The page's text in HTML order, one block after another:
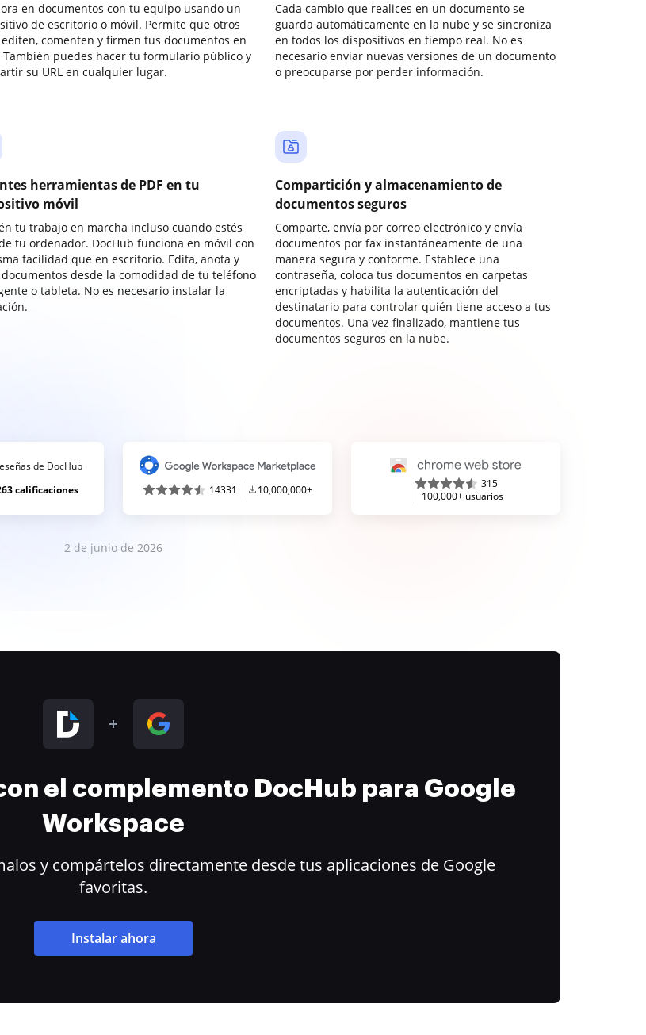
en documentos con tu equipo usando un
de escritorio o móvil. Permite que otros
editen, comenten y firmen tus documentos en
También puedes hacer tu formulario público y
su URL en cualquier lugar.
Cada cambio que realices en un documento se
guarda automáticamente en la nube y se sincroniza
en todos los dispositivos en tiempo real. No es
necesario enviar nuevas versiones de un documento
o preocuparse por perder información.
herramientas de PDF en tu
móvil
tu trabajo en marcha incluso cuando estés
tu ordenador. DocHub funciona en móvil con
facilidad que en escritorio. Edita, anota y
desde la comodidad de tu teléfono
o tableta. No es necesario instalar la
Compartición y almacenamiento de
documentos seguros
Comparte, envía por correo electrónico y envía
documentos por fax instantáneamente de una
manera segura y conforme. Establece una
contraseña, coloca tus documentos en carpetas
encriptadas y habilita la autenticación del
destinatario para controlar quién tiene acceso a tus
documentos. Una vez finalizado, mantiene tus
documentos seguros en la nube.
de DocHub
calificaciones
14331 10,000,000+
315
100,000+ usuarios
2 de junio de 2026
el complemento DocHub para Google
Workspace
y compártelos directamente desde tus aplicaciones de Google
favoritas.
Instalar ahora